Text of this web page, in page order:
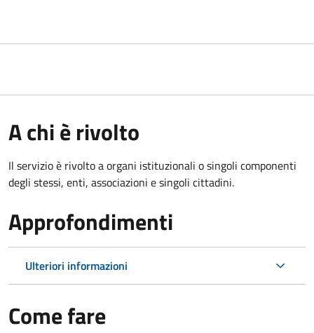
A chi è rivolto
Il servizio è rivolto a organi istituzionali o singoli componenti
degli stessi, enti, associazioni e singoli cittadini.
Approfondimenti
Ulteriori informazioni
Come fare